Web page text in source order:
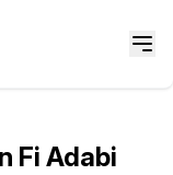
Fi Adabi